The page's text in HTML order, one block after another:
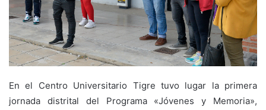
En el Centro Universitario Tigre tuvo lugar la primera
jornada distrital del Programa «Jóvenes y Memoria»,